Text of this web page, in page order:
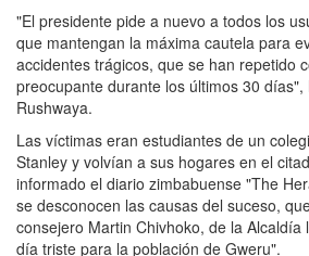
"El presidente pide a nuevo a todos los
que mantengan la máxima cautela para
accidentes trágicos, que se han repetido
preocupante durante los últimos 30 días",
Rushwaya.
Las víctimas eran estudiantes de un
Stanley y volvían a sus hogares en el
informado el diario zimbabuense "The
se desconocen las causas del suceso,
consejero Martin Chivhoko, de la Alcaldía
día triste para la población de Gweru".